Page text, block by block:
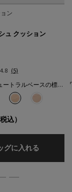
ダ タッチ、5/8
ダ タッチ、6/8
ラー プラダ タッチ、7/8
チ のカラー プラダ タッ
ン
ュ クッション
4.8 (5)
LN10：ニュートラルベースの標準的な色★
{1} の場合
ースの明るい色​ のカラ
み
ニュートラル ベースの
選択済み
LN10：ニュートラル
選択済み
LN25：ニュ
税込）
グに入れる